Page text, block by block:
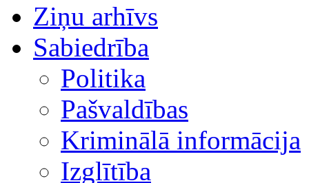
Ziņu arhīvs
Sabiedrība
Politika
Pašvaldības
Kriminālā informācija
Izglītība